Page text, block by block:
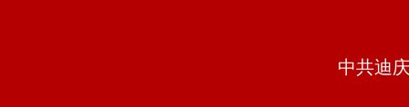
中共迪